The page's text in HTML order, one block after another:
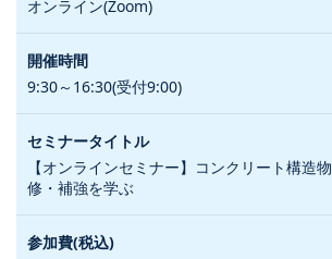
オンライン(Zoom)
9:30～16:30(受付9:00)
【オンラインセミナー】コンクリート構造
修・補強を学ぶ